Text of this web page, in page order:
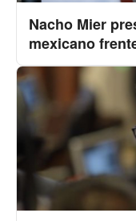
Nacho Mier
mexicano